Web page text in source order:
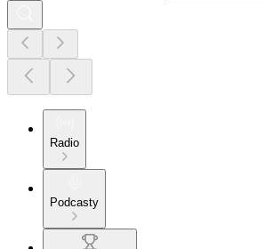
Radio
Podcasty